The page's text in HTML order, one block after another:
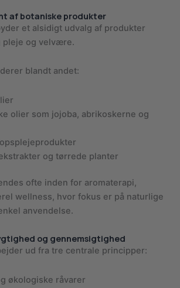
af botaniske produkter
et alsidigt udvalg af produkter
pleje og velvære.
blandt andet:
olier som jojoba, abrikoskerne og
og tørrede planter
ofte inden for aromaterapi,
wellness, hvor fokus er på naturlige
anvendelse.
og gennemsigtighed
ud fra tre centrale principper:
økologiske råvarer